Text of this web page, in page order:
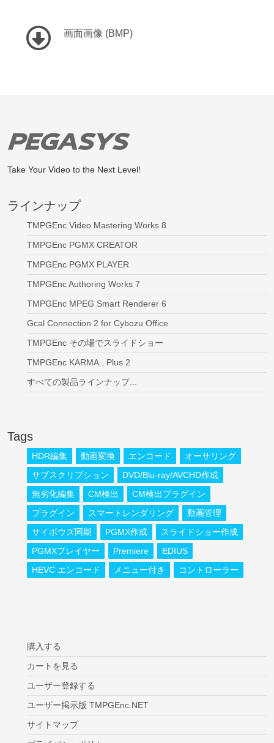
画面画像 (BMP)
Take Your Video to the Next Level!
ラインナップ
TMPGEnc Video Mastering Works 8
TMPGEnc PGMX CREATOR
TMPGEnc PGMX PLAYER
TMPGEnc Authoring Works 7
TMPGEnc MPEG Smart Renderer 6
Gcal Connection 2 for Cybozu Office
TMPGEnc その場でスライドショー
TMPGEnc KARMA.. Plus 2
すべての製品ラインナップ...
Tags
HDR編集 動画変換 エンコード
オーサリング
サブスクリプション
DVD/Blu-ray/AVCHD作成
無劣化編集
CM検出
CM検出プラグイン
プラグイン
スマートレンダリング
動画管理
サイボウズ同期
PGMX作成
スライドショー作成
PGMXプレイヤー
Premiere
EDIUS
HEVC エンコード
メニュー付き コントローラー
購入する
カートを見る
ユーザー登録する
ユーザー掲示版 TMPGEnc.NET
サイトマップ